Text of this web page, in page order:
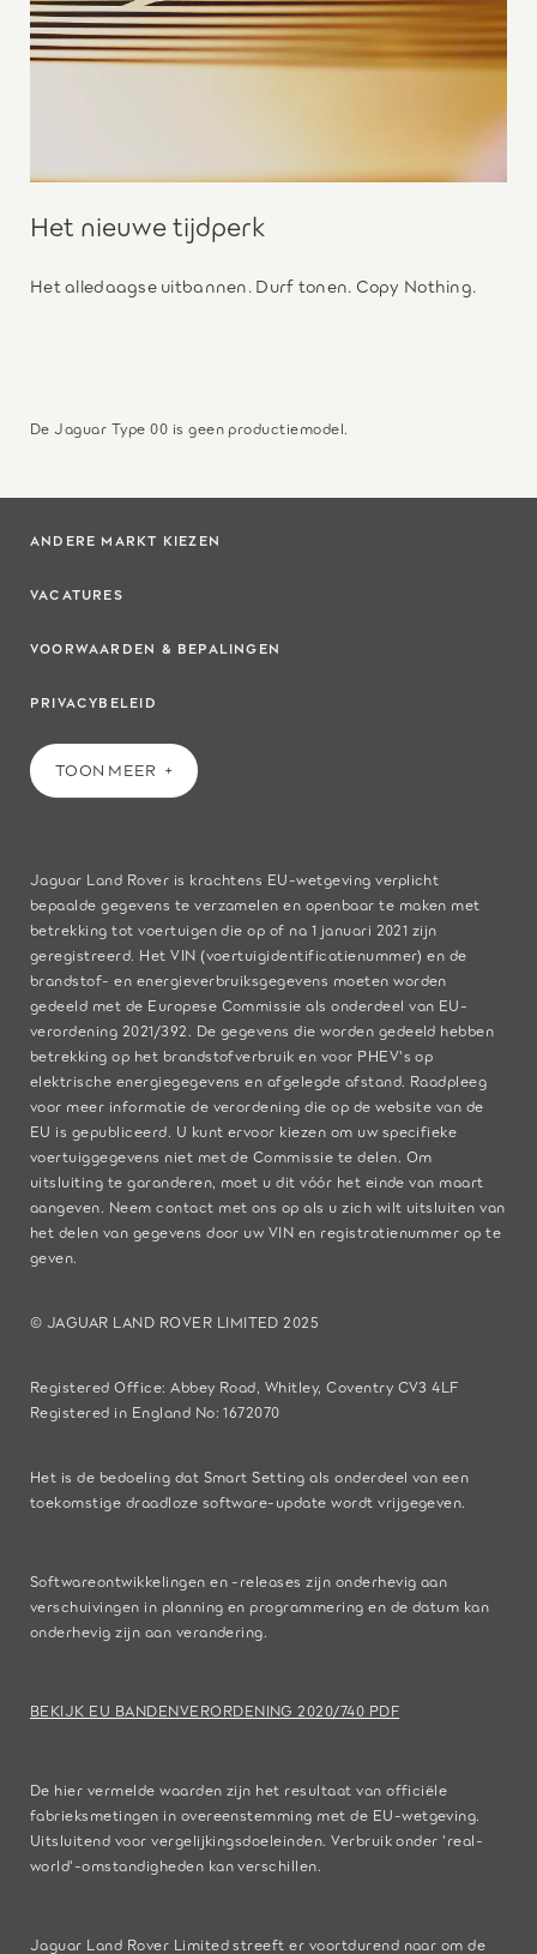
Het nieuwe tijdperk
Het alledaagse uitbannen. Durf tonen. Copy Nothing.
De Jaguar Type 00 is geen productiemodel.
ANDERE MARKT KIEZEN
VACATURES
VOORWAARDEN & BEPALINGEN
PRIVACYBELEID
TOON MEER
Jaguar Land Rover is krachtens EU-wetgeving verplicht
bepaalde gegevens te verzamelen en openbaar te maken met
betrekking tot voertuigen die op of na 1 januari 2021 zijn
geregistreerd. Het VIN (voertuigidentificatienummer) en de
brandstof- en energieverbruiksgegevens moeten worden
gedeeld met de Europese Commissie als onderdeel van EU-
verordening 2021/392. De gegevens die worden gedeeld hebben
betrekking op het brandstofverbruik en voor PHEV's op
elektrische energiegegevens en afgelegde afstand. Raadpleeg
voor meer informatie de verordening die op dewebsite van de
EU is gepubliceerd. U kunt ervoor kiezen om uw specifieke
voertuiggegevens niet met de Commissie te delen. Om
uitsluiting te garanderen, moet u dit vóór het einde van maart
aangeven. Neemcontact met ons op als u zich wilt uitsluiten van
het delen van gegevens door uw VIN en registratienummer op te
geven.
© JAGUAR LAND ROVER LIMITED 2025
Registered Office: Abbey Road, Whitley, Coventry CV3 4LF
Registered in England No: 1672070
Het is de bedoeling dat Smart Setting als onderdeel van een
toekomstige draadloze software-update wordt vrijgegeven.
Softwareontwikkelingen en -releases zijn onderhevig aan
verschuivingen in planning en programmering en de datum kan
onderhevig zijn aan verandering.
BEKIJK EU BANDENVERORDENING 2020/740 PDF
De hier vermelde waarden zijn het resultaat van officiële
fabrieksmetingen in overeenstemming met de EU-wetgeving.
Uitsluitend voor vergelijkingsdoeleinden. Verbruik onder 'real-
world'-omstandigheden kan verschillen.
Jaguar Land Rover Limited streeft er voortdurend naar om de